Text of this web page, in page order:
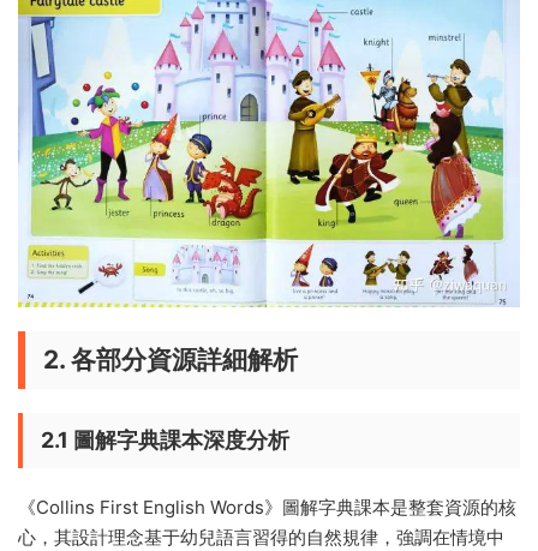
2. 各部分資源詳細解析
2.1 圖解字典課本深度分析
《Collins First English Words》圖解字典課本是整套資源的核
心，其設計理念基于幼兒語言習得的自然規律，強調在情境中